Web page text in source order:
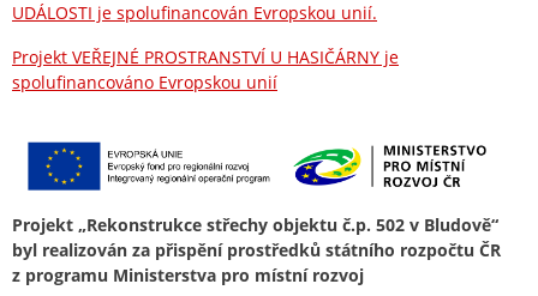
UDÁLOSTI je spolufinancován Evropskou unií.
Projekt VEŘEJNÉ PROSTRANSTVÍ U HASIČÁRNY je
spolufinancováno Evropskou unií
Projekt „Rekonstrukce střechy objektu č.p. 502 v Bludově“
byl realizován za přispění prostředků státního rozpočtu ČR
z programu Ministerstva pro místní rozvoj